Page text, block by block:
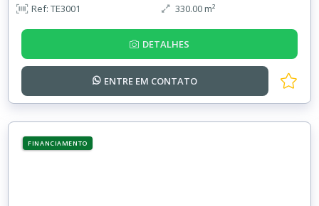
Ref: TE3001 330.00 m²
DETALHES
ENTRE EM CONTATO
FINANCIAMENTO